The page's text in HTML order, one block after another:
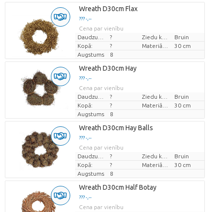
Wreath D30cm Flax
??? -,--
Cena par vienību
?
Bruin
Kopā:
?
30 cm
Augstums
8
Wreath D30cm Hay
??? -,--
Cena par vienību
?
Bruin
Kopā:
?
30 cm
Augstums
8
Wreath D30cm Hay Balls
??? -,--
Cena par vienību
?
Bruin
Kopā:
?
30 cm
Augstums
8
Wreath D30cm Half Botay
??? -,--
Cena par vienību